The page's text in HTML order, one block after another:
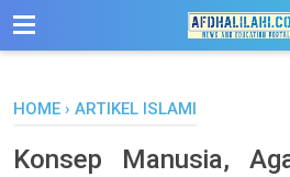
-->
HOME › ARTIKEL ISLAMI
Konsep Manusia,